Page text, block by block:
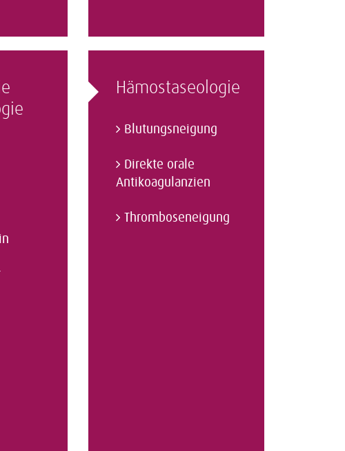
Hämostaseologie
Blutungsneigung
Direkte orale
Antikoagulanzien
Thromboseneigung